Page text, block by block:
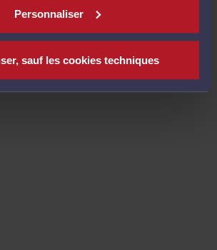
Personnaliser
sauf les cookies techniques